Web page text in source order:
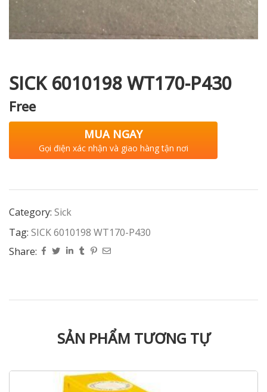
SICK 6010198 WT170-P430
Free
MUA NGAY
Gọi điện xác nhận và giao hàng tận nơi
Category: Sick
Tag: SICK 6010198 WT170-P430
Share:
SẢN PHẨM TƯƠNG TỰ